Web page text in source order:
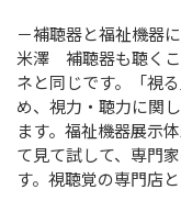
－補聴器と福祉機器
米澤 補聴器も聴くこ
ネと同じです。「視
め、視力・聴力に関
ます。福祉機器展示
て見て試して、専門
す。視聴覚の専門店